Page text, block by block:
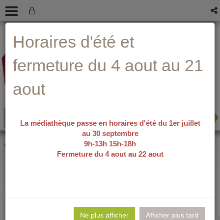
menu
contenu
recherche
Vous êtes ici :
Détail du
document
L'innocence et la
Horaires d'été et
fermeture du 4 aout au 21
aout
La médiathèque passe en horaires d'été du 1er juillet
au 30 septembre
9h-13h 15h-18h
Fermeture du 4 aout au 22 aout
Ne plus afficher Afficher plus tard